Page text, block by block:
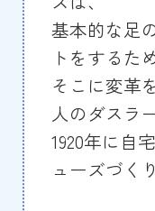
基本的な足
トをするた
そこに変革
人のダスラ
1920年に自
ューズづく